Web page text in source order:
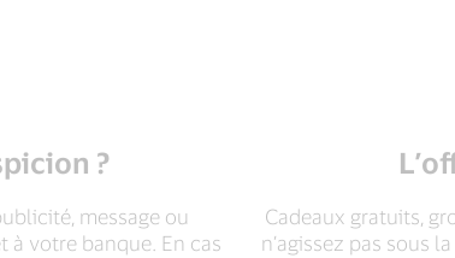
?
message ou
à votre banque. En cas
Cadeaux gratuits,
n’agissez pas sous